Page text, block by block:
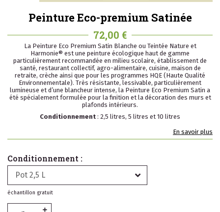
Peinture Eco-premium Satinée
72,00 €
La Peinture Eco Premium Satin Blanche ou Teintée Nature et
Harmonie® est une peinture écologique haut de gamme
particulièrement recommandée en milieu scolaire, établissement de
santé, restaurant collectif, agro-alimentaire, cuisine, maison de
retraite, crèche ainsi que pour les programmes HQE (Haute Qualité
Environnementale). Très résistante, lessivable, particulièrement
lumineuse et d’une blancheur intense, la Peinture Eco Premium Satin a
été spécialement formulée pour la finition et la décoration des murs et
plafonds intérieurs.
Conditionnement : 2,5 litres, 5 litres et 10 litres
En savoir plus
Conditionnement :
Pot 2,5 L
échantillon gratuit